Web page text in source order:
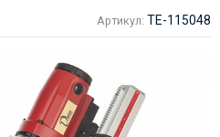
Артикул: TE-115048